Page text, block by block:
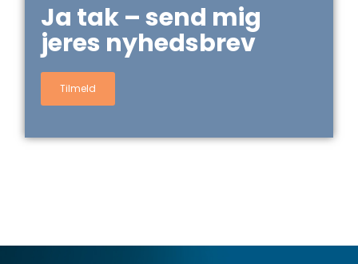
Ja tak – send mig
jeres nyhedsbrev
Tilmeld